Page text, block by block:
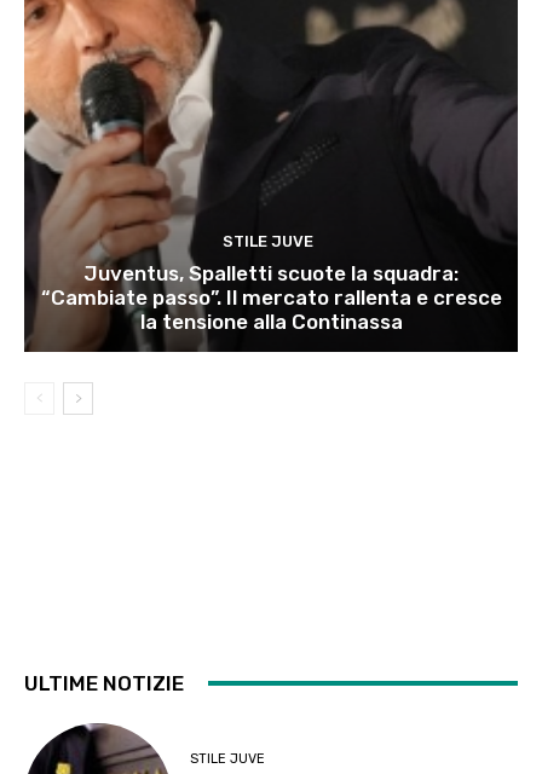
STILE JUVE
Juventus, Spalletti scuote la squadra:
“Cambiate passo”. Il mercato rallenta e cresce
la tensione alla Continassa
ULTIME NOTIZIE
STILE JUVE